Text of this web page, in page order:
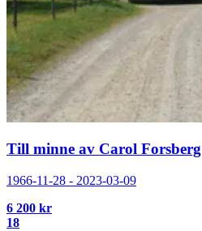
Till minne av Carol Forsberg
1966-11-28 - 2023-03-09
6 200 kr
18